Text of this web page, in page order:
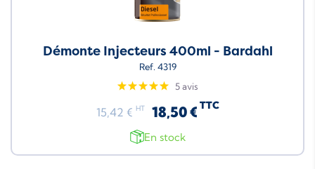
Démonte Injecteurs 400ml - Bardahl
Ref. 4319
5 avis
15,42 € HT 18,50 € TTC
En stock